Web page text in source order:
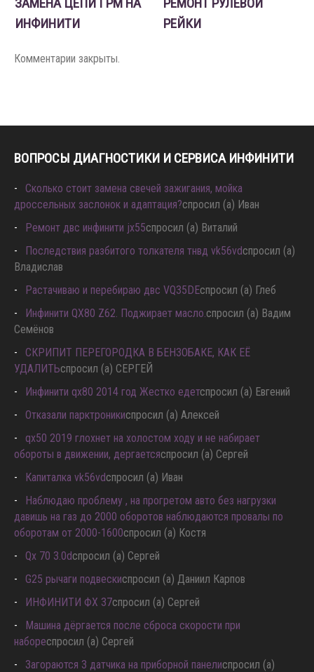
ЗАМЕНА ЦЕПИ ГРМ НА
ИНФИНИТИ
РЕМОНТ РУЛЕВОЙ
РЕЙКИ
Комментарии закрыты.
ВОПРОСЫ ДИАГНОСТИКИ И СЕРВИСА ИНФИНИТИ
Сколько стоит замена свечей зажигания, мойка
дроссельных заслонок и адаптация?спросил (а) Иван
Ремонт двс инфинити jx55спросил (а) Виталий
Последствия разбитого толкателя тнвд vk56vdспросил (а)
Владислав
Растачиваю и перебираю двс VQ35DEспросил (а) Глеб
Инфинити QX80 Z62. Поджирает масло.спросил (а) Вадим
Семёнов
СКРИПИТ ПЕРЕГОРОДКА В БЕНЗОБАКЕ, КАК ЕЁ
УДАЛИТЬспросил (а) СЕРГЕЙ
Инфинити qx80 2014 год Жестко едетспросил (а) Евгений
Отказали парктроникиспросил (а) Алексей
qx50 2019 глохнет на холостом ходу и не набирает
обороты в движении, дергаетсяспросил (а) Сергей
Капиталка vk56vdспросил (а) Иван
Наблюдаю проблему , на прогретом авто без нагрузки
давишь на газ до 2000 оборотов наблюдаются провалы по
оборотам от 2000-1600спросил (а) Костя
Qx 70 3.0dспросил (а) Сергей
G25 рычаги подвескиспросил (а) Даниил Карпов
ИНФИНИТИ ФХ 37спросил (а) Сергей
Машина дёргается после сброса скорости при
набореспросил (а) Сергей
Загораются 3 датчика на приборной панелиспросил (а)